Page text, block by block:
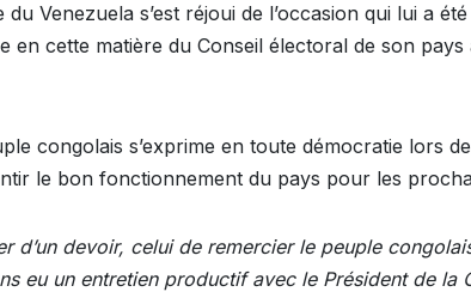
Venezuela s’est réjoui de l’occasion qui lui a
en cette matière du Conseil électoral de son
congolais s’exprime en toute démocratie lors
le bon fonctionnement du pays pour les
d’un devoir, celui de remercier le peuple
eu un entretien productif avec le Président de la